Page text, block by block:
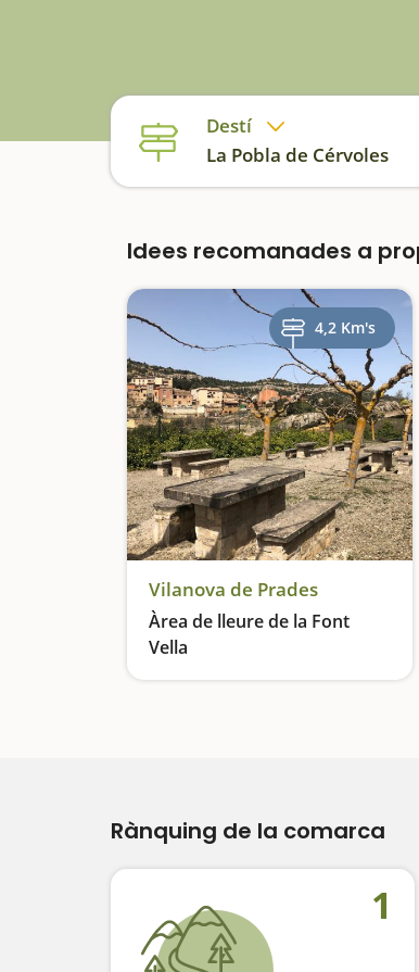
Destí
La Pobla de Cérvoles
Idees recomanades a
4,2 Km's
Vilanova de Prades
Àrea de lleure de la Font
Vella
Pícnic amb vistes a les Muntanyes de Prades
Rànquing de la comarca
1